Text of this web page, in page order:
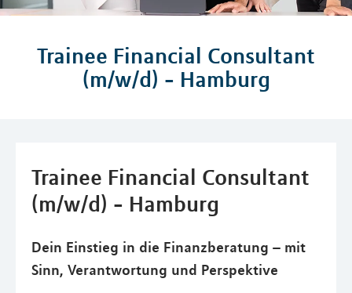
Trainee Financial Consultant
(m/w/d) - Hamburg
Trainee Financial Consultant
(m/w/d) - Hamburg
Dein Einstieg in die Finanzberatung – mit
Sinn, Verantwortung und Perspektive